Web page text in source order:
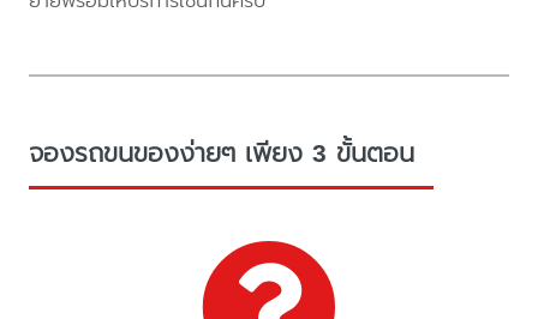
จองรถขนของง่ายๆ เพียง 3 ขั้นตอน